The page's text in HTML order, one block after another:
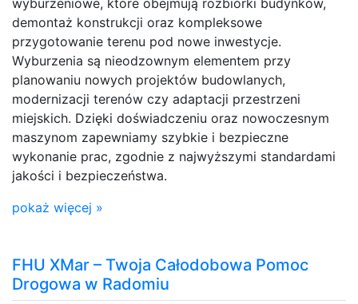
demontaż konstrukcji oraz kompleksowe
przygotowanie terenu pod nowe inwestycje.
Wyburzenia są nieodzownym elementem przy
planowaniu nowych projektów budowlanych,
modernizacji terenów czy adaptacji przestrzeni
miejskich. Dzięki doświadczeniu oraz nowoczesnym
maszynom zapewniamy szybkie i bezpieczne
wykonanie prac, zgodnie z najwyższymi standardami
jakości i bezpieczeństwa.
pokaż więcej »
FHU XMar – Twoja Całodobowa Pomoc
Drogowa w Radomiu